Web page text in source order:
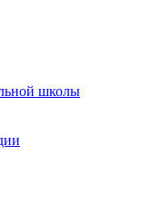
школы